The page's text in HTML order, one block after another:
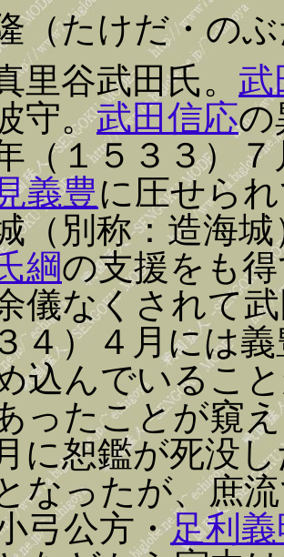
（たけだ・の
里谷武田氏。 武
守。武田信応の
（１５３３）
義豊に圧せら
（別称：造海
綱の支援をも
儀なくされて
４）４月には
込んでいるこ
ったことが窺
に恕鑑が死没
なったが、庶
弓公方・足利